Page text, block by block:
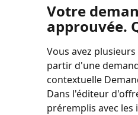
Votre
approuvée.
Vous avez
partir d'une
contextuelle
Dans l'éditeur
préremplis avec